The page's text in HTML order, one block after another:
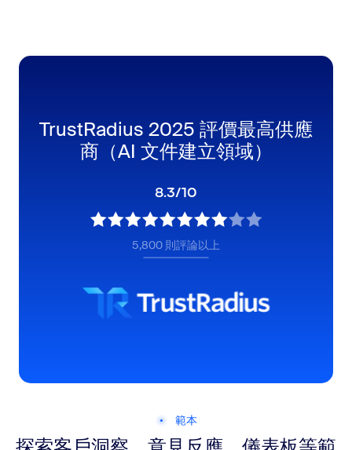
TrustRadius 2025 評價最高供應
商（AI 文件建立領域）
8.3/10
5,800 則評論以上
範本